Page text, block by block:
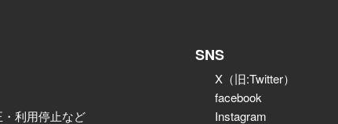
利用停止など
SNS
X（旧:Twitter）
facebook
Instagram